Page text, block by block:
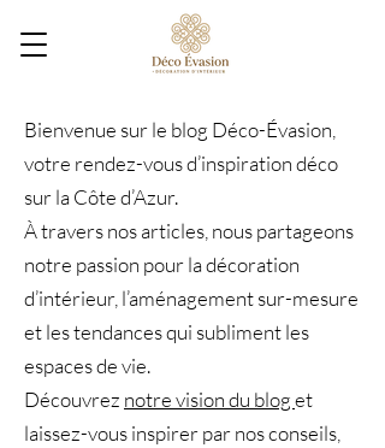
Bienvenue sur le blog Déco-Évasion,
votre rendez-vous d’inspiration déco
sur la Côte d’Azur.
À travers nos articles, nous partageons
notre passion pour la décoration
d’intérieur, l’aménagement sur-mesure
et les tendances qui subliment les
espaces de vie.
Découvrez notre vision du bloget
laissez-vous inspirer par nos conseils,